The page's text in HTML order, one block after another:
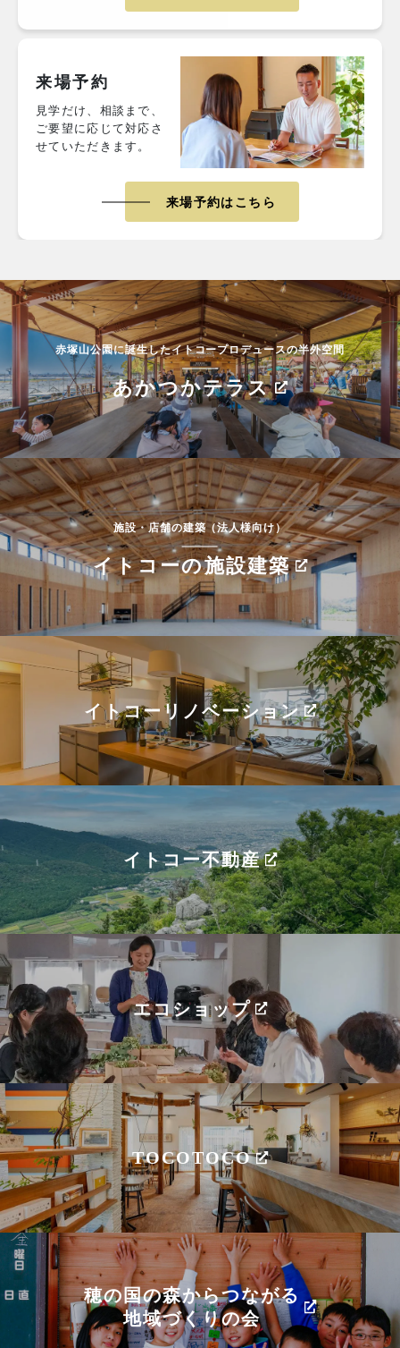
来場予約
見学だけ、相談まで、
ご要望に応じて対応さ
せていただきます。
来場予約はこちら
赤塚山公園に誕生したイトコープロデュースの半外空間
あかつかテラス
施設・店舗の建築（法人様向け）
イトコーの施設建築
イトコーリノベーション
イトコー不動産
エコショップ
TOCOTOCO
穂の国の森からつながる
地域づくりの会